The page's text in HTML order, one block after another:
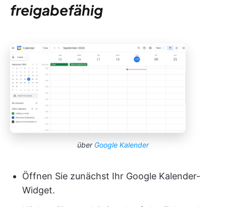
freigabefähig
über Google Kalender
Öffnen Sie zunächst Ihr Google Kalender-
Widget.